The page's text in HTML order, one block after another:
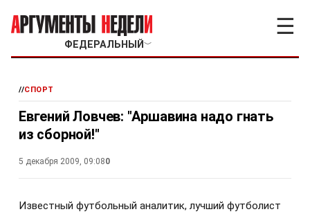
ФЕДЕРАЛЬНЫЙ ﹀
☰
//СПОРТ
Евгений Ловчев: "Аршавина надо гнать
из сборной!"
5 декабря 2009, 09:080
Известный футбольный аналитик, лучший футболист